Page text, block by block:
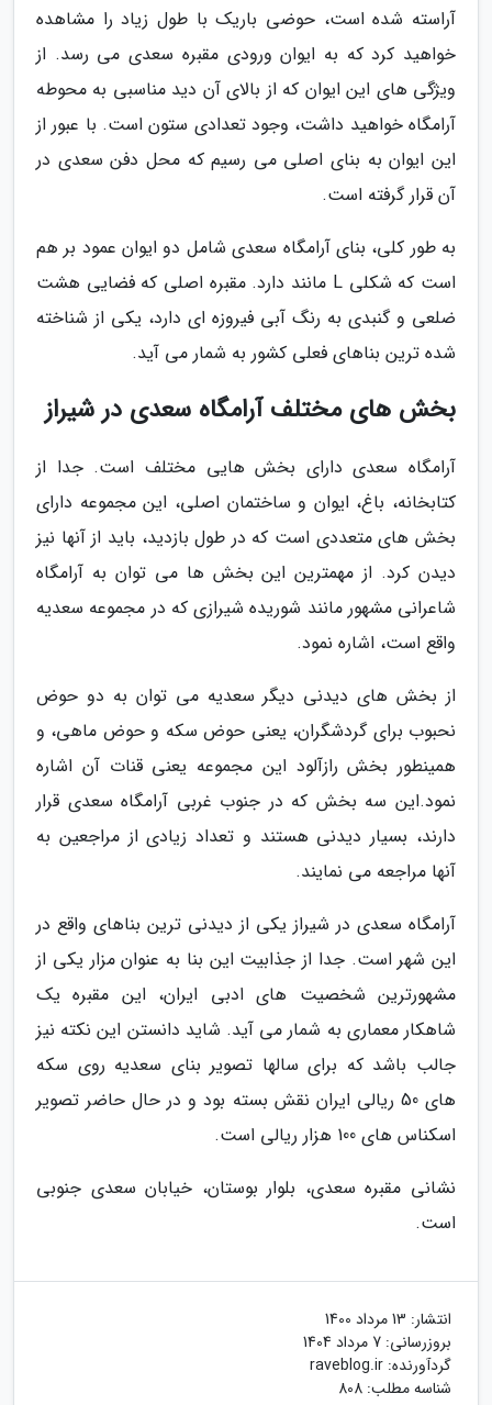
آراسته شده است، حوضی باریک با طول زیاد را مشاهده
خواهید کرد که به ایوان ورودی مقبره سعدی می رسد. از
ویژگی های این ایوان که از بالای آن دید مناسبی به محوطه
آرامگاه خواهید داشت، وجود تعدادی ستون است. با عبور از
این ایوان به بنای اصلی می رسیم که محل دفن سعدی در
آن قرار گرفته است.
به طور کلی، بنای آرامگاه سعدی شامل دو ایوان عمود بر هم
است که شکلی L مانند دارد. مقبره اصلی که فضایی هشت
ضلعی و گنبدی به رنگ آبی فیروزه ای دارد، یکی از شناخته
شده ترین بناهای فعلی کشور به شمار می آید.
بخش های مختلف آرامگاه سعدی در شیراز
آرامگاه سعدی دارای بخش هایی مختلف است. جدا از
کتابخانه، باغ، ایوان و ساختمان اصلی، این مجموعه دارای
بخش های متعددی است که در طول بازدید، باید از آنها نیز
دیدن کرد. از مهمترین این بخش ها می توان به آرامگاه
شاعرانی مشهور مانند شوریده شیرازی که در مجموعه سعدیه
واقع است، اشاره نمود.
از بخش های دیدنی دیگر سعدیه می توان به دو حوض
نحبوب برای گردشگران، یعنی حوض سکه و حوض ماهی، و
همینطور بخش رازآلود این مجموعه یعنی قنات آن اشاره
نمود.این سه بخش که در جنوب غربی آرامگاه سعدی قرار
دارند، بسیار دیدنی هستند و تعداد زیادی از مراجعین به
آنها مراجعه می نمایند.
آرامگاه سعدی در شیراز یکی از دیدنی ترین بناهای واقع در
این شهر است. جدا از جذابیت این بنا به عنوان مزار یکی از
مشهورترین شخصیت های ادبی ایران، این مقبره یک
شاهکار معماری به شمار می آید. شاید دانستن این نکته نیز
جالب باشد که برای سالها تصویر بنای سعدیه روی سکه
های 50 ریالی ایران نقش بسته بود و در حال حاضر تصویر
اسکناس های 100 هزار ریالی است.
نشانی مقبره سعدی، بلوار بوستان، خیابان سعدی جنوبی
است.
انتشار: 13 مرداد 1400
بروزرسانی: 7 مرداد 1404
گردآورنده: raveblog.ir
شناسه مطلب: 808